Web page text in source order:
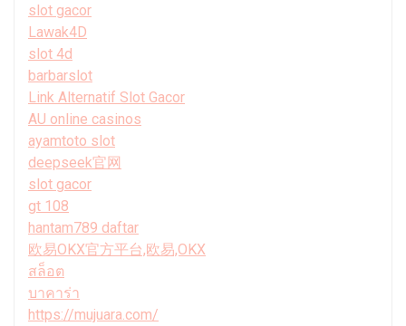
slot gacor
Lawak4D
slot 4d
barbarslot
Link Alternatif Slot Gacor
AU online casinos
ayamtoto slot
deepseek官网
slot gacor
gt 108
hantam789 daftar
欧易OKX官方平台,欧易,OKX
สล็อต
บาคาร่า
https://mujuara.com/